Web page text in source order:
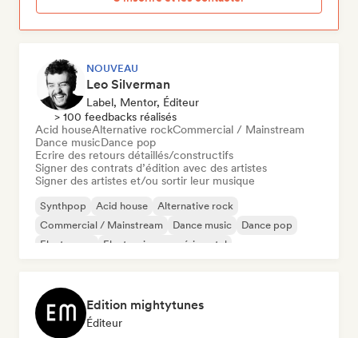
NOUVEAU
Leo Silverman
Label, Mentor, Éditeur
> 100 feedbacks réalisés
Acid houseAlternative rockCommercial / Mainstream
Dance musicDance pop
Ecrire des retours détaillés/constructifs
Signer des contrats d’édition avec des artistes
Signer des artistes et/ou sortir leur musique
Synthpop Acid house
Alternative rock
Commercial / Mainstream
Dance music
Dance pop
Electropop
Electronique expérimental
Edition mightytunes
Éditeur